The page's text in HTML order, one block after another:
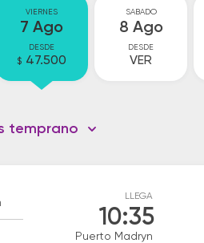
VIERNES
7 Ago
DESDE
$ 47.500
SABADO
8 Ago
DESDE
VER
temprano
LLEGA
10:35
Puerto Madryn